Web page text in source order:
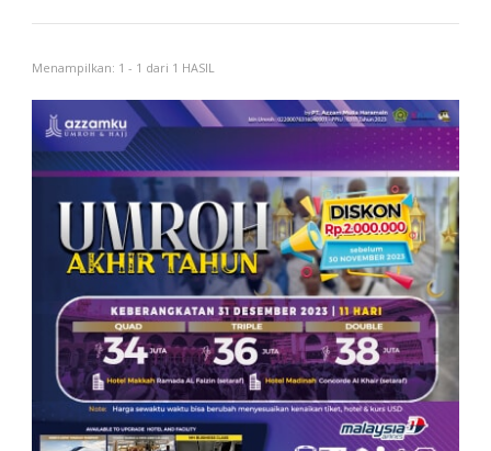
Menampilkan: 1 - 1 dari 1 HASIL